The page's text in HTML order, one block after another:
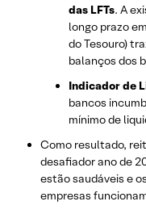
das LFTs. A
longo prazo
do Tesouro)
balanços dos
Indicador de
bancos
mínimo de
Como resultado,
desafiador ano de
estão saudáveis ​​e
empresas